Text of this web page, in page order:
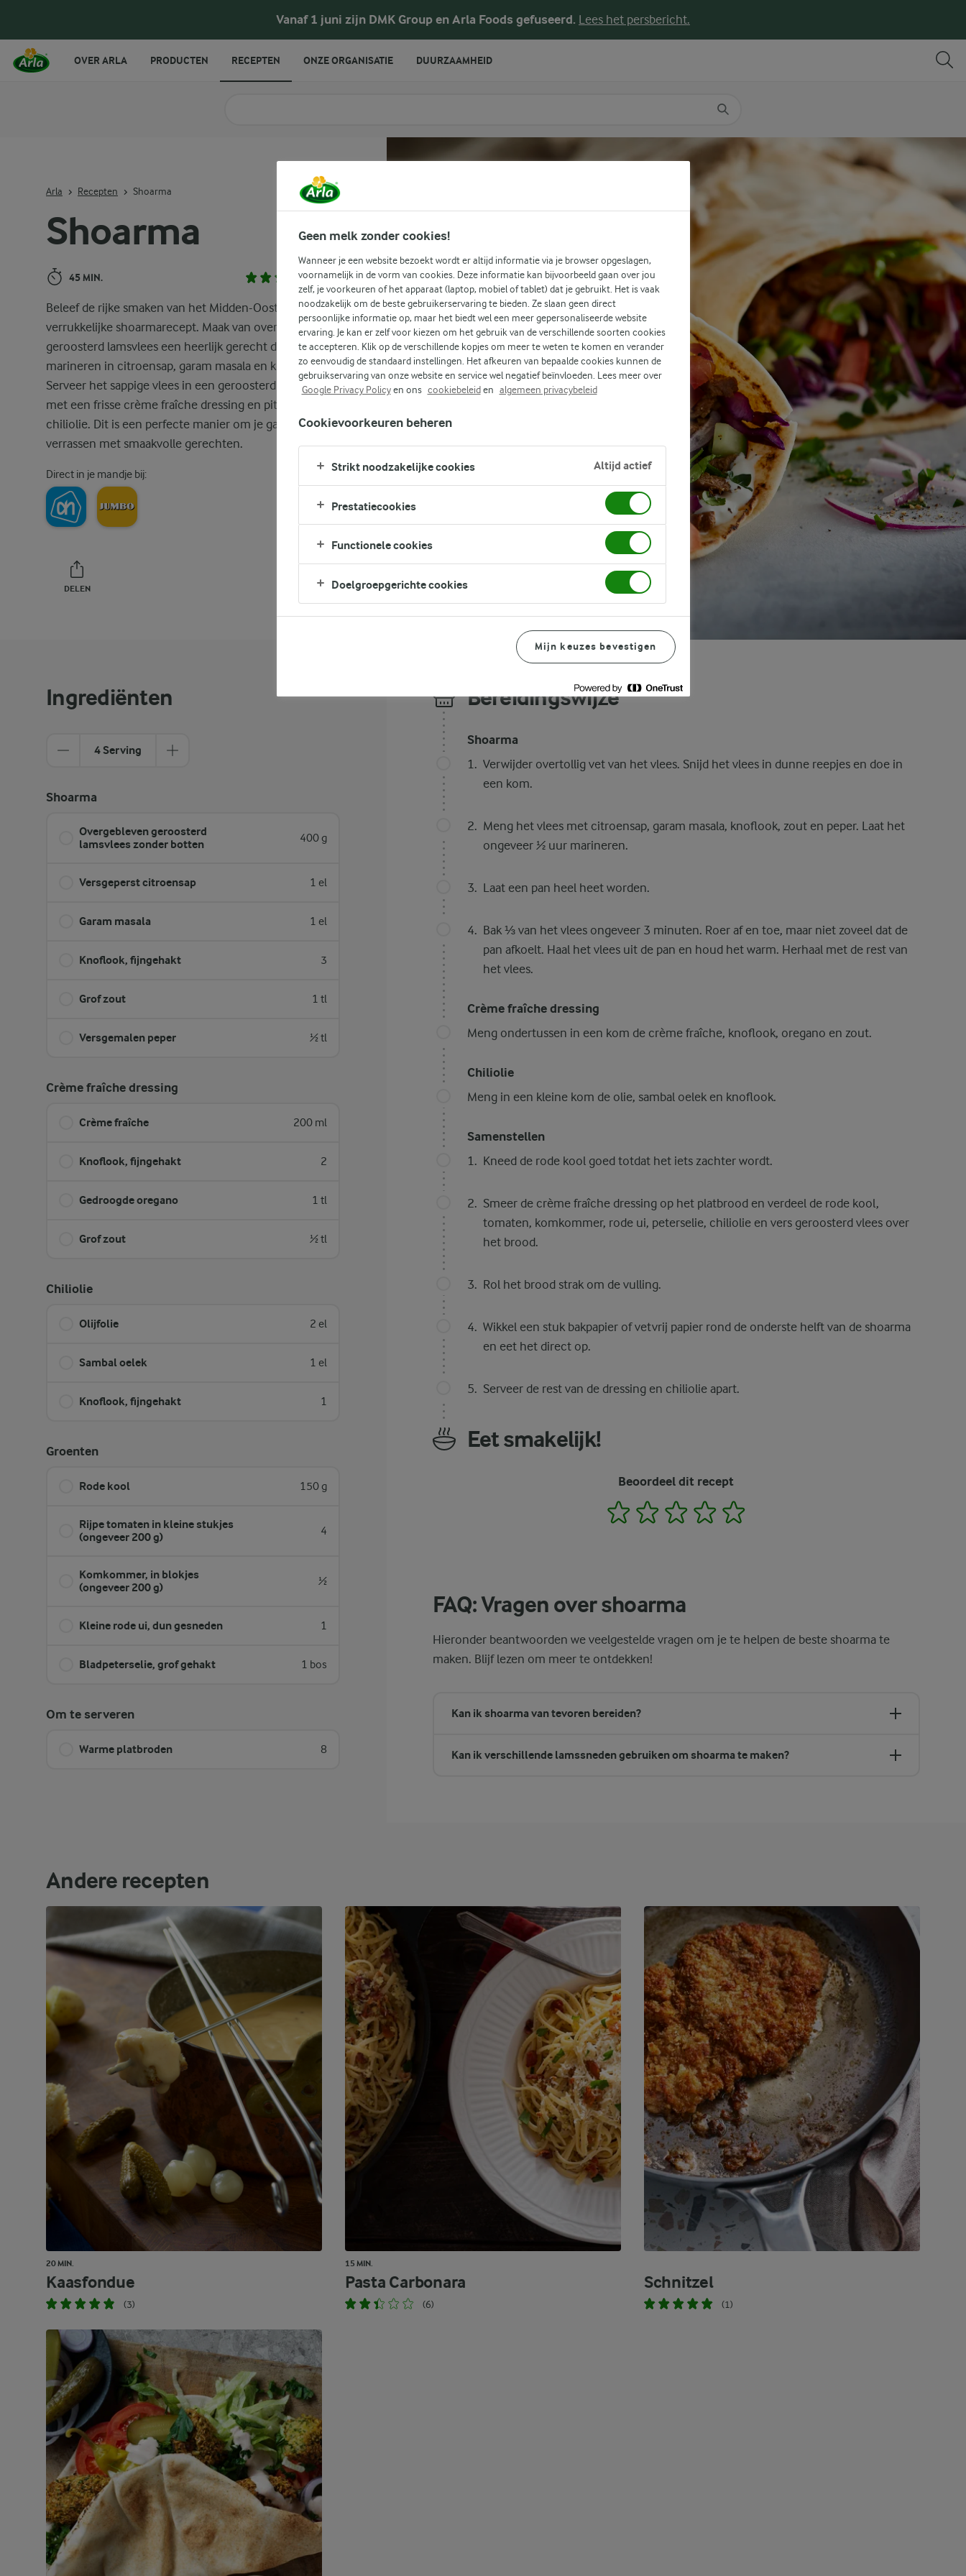
Vanaf 1 juni zijn DMK Group en Arla Foods gefuseerd. Lees het persbericht.
Shoarma
45 MIN. (1)
Beleef de rijke smaken van het Midden-Oosten met ons
verrukkelijke shoarmarecept. Maak van overgebleven
geroosterd lamsvlees een heerlijk gerecht door het te
marineren in citroensap, garam masala en knoflook.
Serveer het sappige vlees in een geroosterd platbrood
met een frisse crème fraîche dressing en pittige
chiliolie. Dit is een perfecte manier om je gasten te
verrassen met smaakvolle gerechten.
Direct in je mandje bij:
DELEN PRINT
Arla Recepten Shoarma
Ingrediënten
4 Serving
Shoarma
Overgebleven geroosterd
lamsvlees zonder botten
400 g
Versgeperst citroensap 1 el
Garam masala 1 el
Knoflook, fijngehakt 3
Grof zout 1 tl
Versgemalen peper ½ tl
Crème fraîche dressing
Crème fraîche 200 ml
Knoflook, fijngehakt 2
Gedroogde oregano 1 tl
Grof zout ½ tl
Chiliolie
Olijfolie 2 el
Sambal oelek 1 el
Knoflook, fijngehakt 1
Groenten
Rode kool 150 g
Rijpe tomaten in kleine stukjes
(ongeveer 200 g)
4
Komkommer, in blokjes
(ongeveer 200 g)
½
Kleine rode ui, dun gesneden 1
Bladpeterselie, grof gehakt 1 bos
Om te serveren
Warme platbroden 8
Bereidingswijze
Shoarma
Verwijder overtollig vet van het vlees. Snijd het vlees in dunne reepjes en doe in
een kom.
Meng het vlees met citroensap, garam masala, knoflook, zout en peper. Laat het
ongeveer ½ uur marineren.
Laat een pan heel heet worden.
Bak ⅓ van het vlees ongeveer 3 minuten. Roer af en toe, maar niet zoveel dat de
pan afkoelt. Haal het vlees uit de pan en houd het warm. Herhaal met de rest van
het vlees.
Crème fraîche dressing
Meng ondertussen in een kom de crème fraîche, knoflook, oregano en zout.
Chiliolie
Meng in een kleine kom de olie, sambal oelek en knoflook.
Samenstellen
Kneed de rode kool goed totdat het iets zachter wordt.
Smeer de crème fraîche dressing op het platbrood en verdeel de rode kool,
tomaten, komkommer, rode ui, peterselie, chiliolie en vers geroosterd vlees over
het brood.
Rol het brood strak om de vulling.
Wikkel een stuk bakpapier of vetvrij papier rond de onderste helft van de shoarma
en eet het direct op.
Serveer de rest van de dressing en chiliolie apart.
Eet smakelijk!
Beoordeel dit recept
1 2 3 4
FAQ: Vragen over shoarma
Hieronder beantwoorden we veelgestelde vragen om je te helpen de beste shoarma te
maken. Blijf lezen om meer te ontdekken!
Kan ik shoarma van tevoren bereiden?
Kan ik verschillende lamssneden gebruiken om shoarma te maken?
Andere recepten
20 MIN.
Kaasfondue
(3)
15 MIN.
Pasta Carbonara
(6)
Schnitzel
(1)
OVER ARLA PRODUCTEN RECEPTEN ONZE ORGANISATIE DUURZAAMHEID
Geen melk zonder cookies!
Wanneer je een website bezoekt wordt er altijd informatie via je browser opgeslagen,
voornamelijk in de vorm van cookies. Deze informatie kan bijvoorbeeld gaan over jou
zelf, je voorkeuren of het apparaat (laptop, mobiel of tablet) dat je gebruikt. Het is vaak
noodzakelijk om de beste gebruikerservaring te bieden. Ze slaan geen direct
persoonlijke informatie op, maar het biedt wel een meer gepersonaliseerde website
ervaring. Je kan er zelf voor kiezen om het gebruik van de verschillende soorten cookies
te accepteren. Klik op de verschillende kopjes om meer te weten te komen en verander
zo eenvoudig de standaard instellingen. Het afkeuren van bepaalde cookies kunnen de
gebruikservaring van onze website en service wel negatief beïnvloeden. Lees meer over
Google Privacy Policyen ons cookiebeleiden algemeen privacybeleid
Cookievoorkeuren beheren
Strikt noodzakelijke cookies Altijd actief
Prestatiecookies
Functionele cookies
Doelgroepgerichte cookies
Mijn keuzes bevestigen